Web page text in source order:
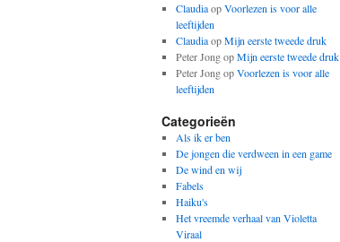
ClaudiaopVoorlezen is voor alle
leeftijden
ClaudiaopMijn eerste tweede druk
Peter JongopMijn eerste tweede druk
Peter JongopVoorlezen is voor alle
leeftijden
Categorieën
Als ik er ben
De jongen die verdween in een game
De wind en wij
Fabels
Haiku's
Het vreemde verhaal van Violetta
Viraal